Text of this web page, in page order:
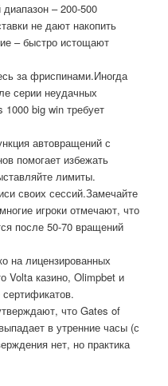
– 200-500
не дают накопить
– быстро истощают
за фриспинами.Иногда
серии неудачных
big win требует
автовращений с
помогает избежать
лимиты.
своих сессий.Замечайте
игроки отмечают, что
после 50-70 вращений
на лицензированных
Volta казино, Olimpbet и
что Gates of
в утренние часы (с
нет, но практика